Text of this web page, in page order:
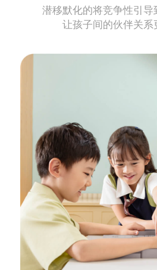
潜移默化的将竞争性引导
让孩子间的伙伴关系